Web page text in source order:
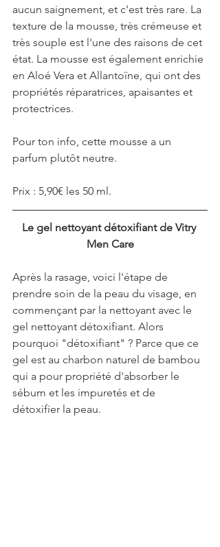
aucun saignement, et c'est très rare. La
texture de la mousse, très crémeuse et
très souple est l'une des raisons de cet
état. La mousse est également enrichie
en Aloé Vera et Allantoïne, qui ont des
propriétés réparatrices, apaisantes et
protectrices.
Pour ton info, cette mousse a un
parfum plutôt neutre.
Prix : 5,90€ les 50 ml.
Le gel nettoyant détoxifiant de Vitry
Men Care
Après la rasage, voici l'étape de
prendre soin de la peau du visage, en
commençant par la nettoyant avec le
gel nettoyant détoxifiant. Alors
pourquoi "détoxifiant" ? Parce que ce
gel est au charbon naturel de bambou
qui a pour propriété d'absorber le
sébum et les impuretés et de
détoxifier la peau.